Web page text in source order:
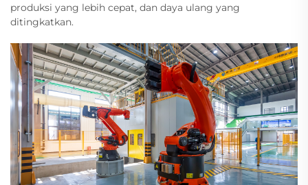
produksi yang lebih cepat, dan daya ulang yang
ditingkatkan.